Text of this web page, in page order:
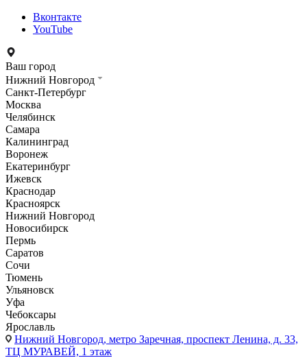
Вконтакте
YouTube
Ваш город
Нижний Новгород
Санкт-Петербург
Москва
Челябинск
Самара
Калининград
Воронеж
Екатеринбург
Ижевск
Краснодар
Красноярск
Нижний Новгород
Новосибирск
Пермь
Саратов
Сочи
Тюмень
Ульяновск
Уфа
Чебоксары
Ярославль
Нижний Новгород, метро Заречная, проспект Ленина, д. 33,
ТЦ МУРАВЕЙ, 1 этаж